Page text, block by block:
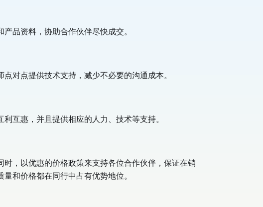
品资料，协助合作伙伴尽快成交。
对点提供技术支持，减少不必要的沟通成本。
利互惠，并且提供相应的人力、技术等支持。
时，以优惠的价格政策来支持各位合作伙伴，保证在销
和价格都在同行中占有优势地位。